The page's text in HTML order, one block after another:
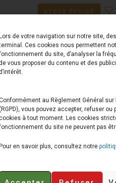
de votre navigation sur notre site,
Ces cookies nous permettent
du site, d’analyser la
vous proposer du contenu et des
au Règlement Général
vous pouvez accepter, refuser
à tout moment. Les cookies
du site ne peuvent pas
en savoir plus, consultez notre
STOCK ÉPUISÉ
loops.fr
Du Lundi au
10h00 –
19h00
Le Samedi
18h00